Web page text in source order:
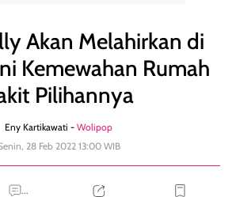
Akan Melahirkan di
Kemewahan Rumah
Pilihannya
Eny Kartikawati - Wolipop
28 Feb 2022 13:00 WIB
...